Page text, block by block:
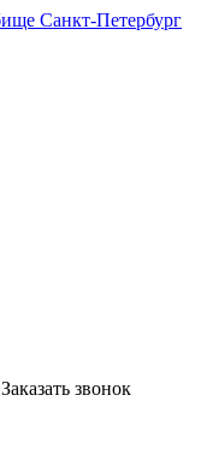
Заказать звонок